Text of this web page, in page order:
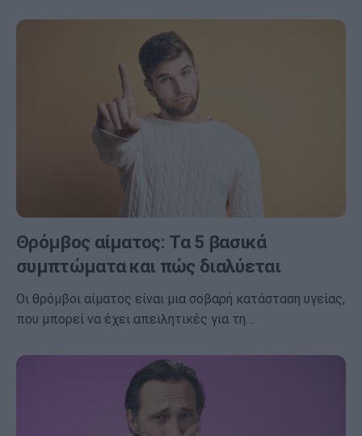
Θρόμβος αίματος: Τα 5 βασικά
συμπτώματα και πώς διαλύεται
Οι θρόμβοι αίματος είναι μια σοβαρή κατάσταση υγείας,
που μπορεί να έχει απειλητικές για τη…